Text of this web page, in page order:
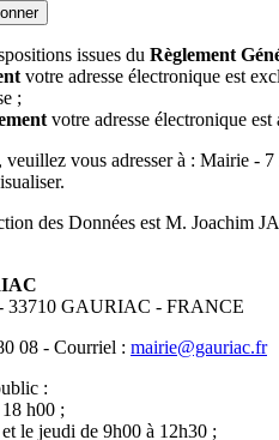
issues du Règlement
votre adresse électronique est
;
votre adresse électronique
veuillez vous adresser à : Mairie -
des Données est M. Joachim
- 33710 GAURIAC - FRANCE
08 - Courriel : mairie@gauriac.fr
:
h00 ;
le jeudi de 9h00 à 12h30 ;